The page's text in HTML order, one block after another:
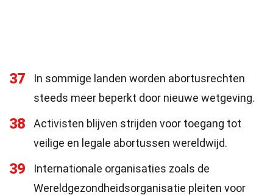
37
In sommige landen worden abortusrechten
steeds meer beperkt door nieuwe wetgeving.
38
Activisten blijven strijden voor toegang tot
veilige en legale abortussen wereldwijd.
39
Internationale organisaties zoals de
Wereldgezondheidsorganisatie pleiten voor